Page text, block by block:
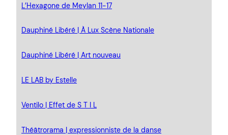
L’Hexagone de Meylan 11-17
Dauphiné Libéré | À Lux Scène Nationale
Dauphiné Libéré | Art nouveau
LE LAB by Estelle
Ventilo | Effet de S T I L
Théâtrorama | expressionniste de la danse